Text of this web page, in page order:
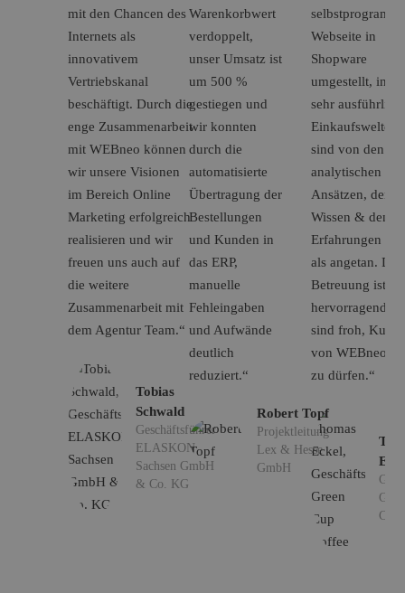
mit den Chancen des
Internets als
innovativem
Vertriebskanal
beschäftigt. Durch die
enge Zusammenarbeit
mit WEBneo können
wir unsere Visionen
im Bereich Online
Marketing erfolgreich
realisieren und wir
freuen uns auch auf
die weitere
Zusammenarbeit mit
dem Agentur Team.“
Tobias
Schwald
Geschäftsführer
ELASKON
Sachsen GmbH
& Co. KG
Warenkorbwert
verdoppelt,
unser Umsatz ist
um 500 %
gestiegen und
wir konnten
durch die
automatisierte
Übertragung der
Bestellungen
und Kunden in
das ERP,
manuelle
Fehleingaben
und Aufwände
deutlich
reduziert.“
Robert Topf
Projektleitung
Lex & Hesse
GmbH
Webseite in
Shopware
umgestellt, incl.
sehr
Einkaufswelten.
sind von den
analytischen
Ansätzen, dem
Wissen & den
Erfahrungen
als angetan. Die
Betreuung ist
hervorragend.
sind froh,
von WEBneo
zu dürfen.“